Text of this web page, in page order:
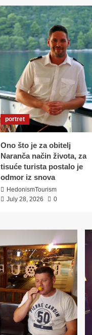
portret
Ono što je za obitelj
Naranča način života, za
tisuće turista postalo je
odmor iz snova
HedonismTourism
July 28, 2026
0